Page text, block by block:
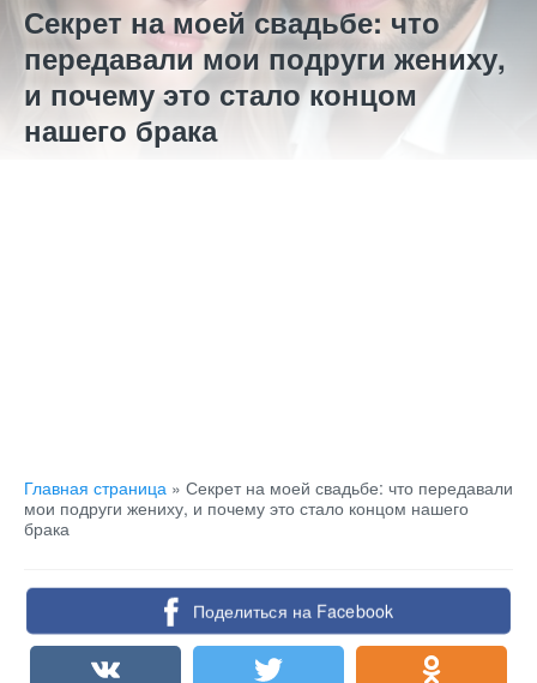
Секрет на моей свадьбе: что
передавали мои подруги жениху,
и почему это стало концом
нашего брака
Главная страница » Секрет на моей свадьбе: что передавали
мои подруги жениху, и почему это стало концом нашего
брака
Поделиться на Facebook